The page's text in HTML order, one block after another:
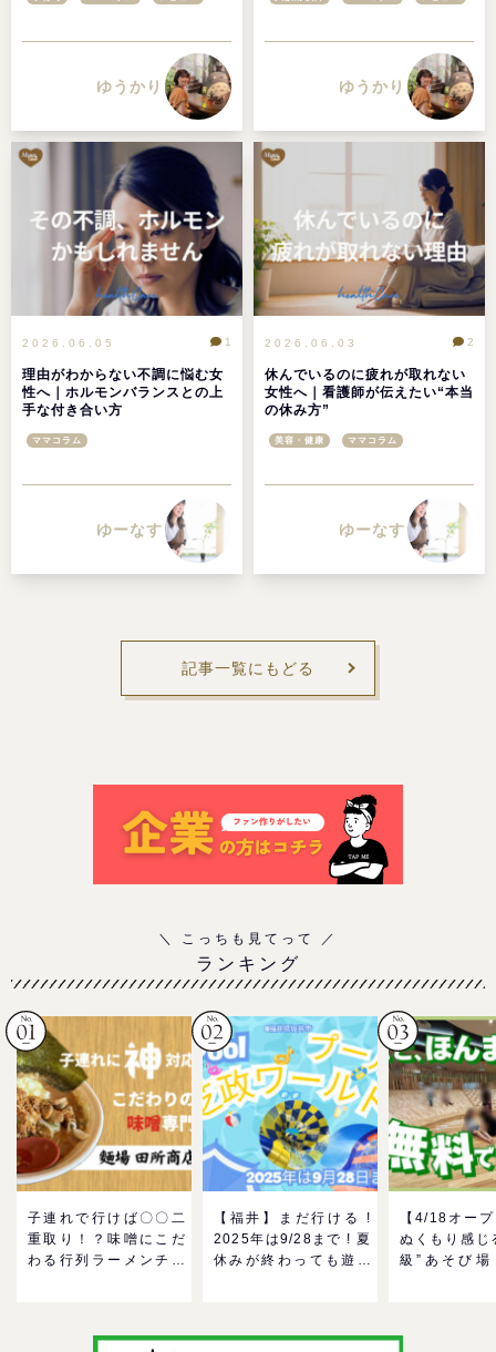
ゆうかり ゆうかり
2026.06.05
理由がわからない不調に悩む女
性へ｜ホルモンバランスとの上
手な付き合い方
1
ママコラム
ゆーなす
2026.06.03
休んでいるのに疲れが取れない
女性へ｜看護師が伝えたい“本当
の休み方”
2
美容・健康 ママコラム
ゆーなす
記事一覧にもどる
ランキング
子連れで行けば〇〇二
重取り！？味噌にこだ
わる行列ラーメンチェ
【福井】まだ行ける !
2025年は9/28まで ! 夏
休みが終わっても遊べ
【4/18オー
ぬくもり感じ
級”あそび場